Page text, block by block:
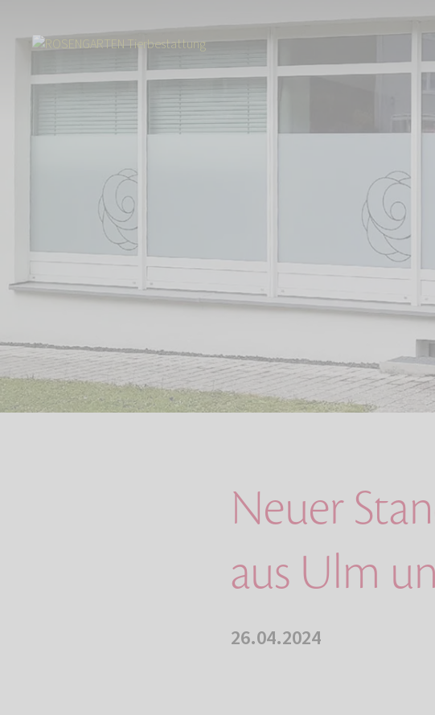
Aktuelles Neuer Standort für Tierhaltende aus Ulm und Umgebung
Neuer
aus Ulm
26.04.2024